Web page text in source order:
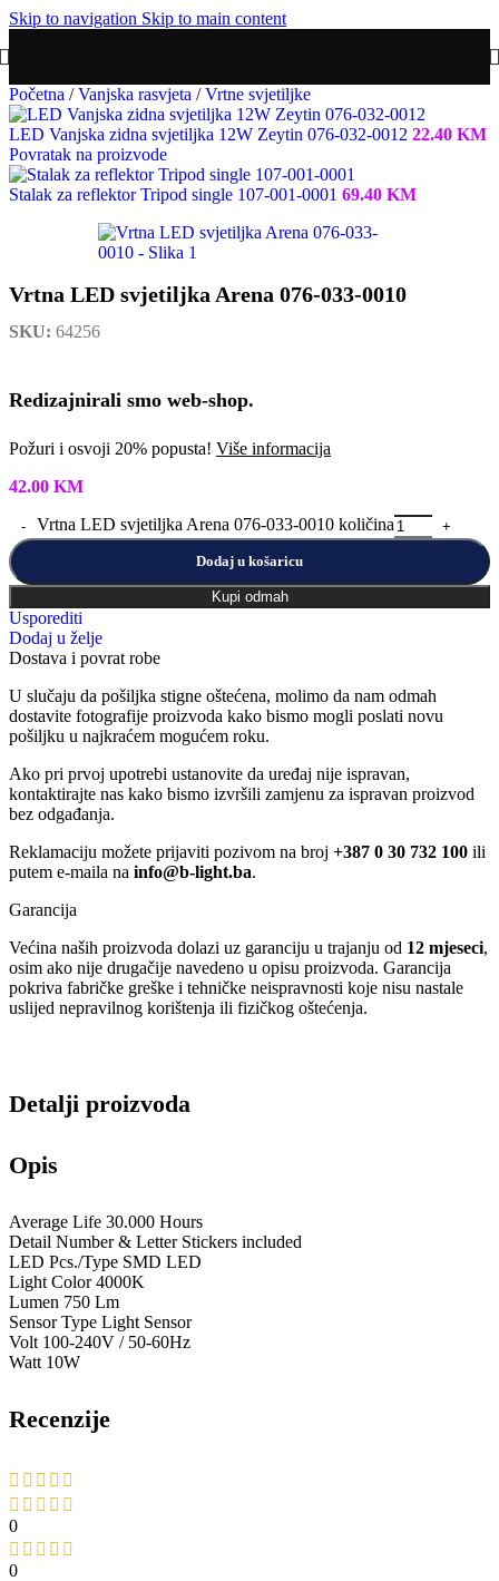
Skip to navigation Skip to main content
Početna / Vanjska rasvjeta / Vrtne svjetiljke
LED Vanjska zidna svjetiljka 12W Zeytin 076-032-0012 22.40 KM
Povratak na proizvode
Stalak za reflektor Tripod single 107-001-0001 69.40 KM
Vrtna LED svjetiljka Arena 076-033-0010
SKU: 64256
Redizajnirali smo web-shop.
Požuri i osvoji 20% popusta! Više informacija
42.00 KM
Vrtna LED svjetiljka Arena 076-033-0010 količina
Dodaj u košaricu
Kupi odmah
Usporediti
Dodaj u želje
Dostava i povrat robe
U slučaju da pošiljka stigne oštećena, molimo da nam odmah
dostavite fotografije proizvoda kako bismo mogli poslati novu
pošiljku u najkraćem mogućem roku.
Ako pri prvoj upotrebi ustanovite da uređaj nije ispravan,
kontaktirajte nas kako bismo izvršili zamjenu za ispravan proizvod
bez odgađanja.
Reklamaciju možete prijaviti pozivom na broj +387 0 30 732 100 ili
putem e-maila na info@b-light.ba.
Garancija
Većina naših proizvoda dolazi uz garanciju u trajanju od 12 mjeseci,
osim ako nije drugačije navedeno u opisu proizvoda. Garancija
pokriva fabričke greške i tehničke neispravnosti koje nisu nastale
uslijed nepravilnog korištenja ili fizičkog oštećenja.
Detalji proizvoda
Opis
Average Life 30.000 Hours
Detail Number & Letter Stickers included
LED Pcs./Type SMD LED
Light Color 4000K
Lumen 750 Lm
Sensor Type Light Sensor
Volt 100-240V / 50-60Hz
Watt 10W
Recenzije
0
0